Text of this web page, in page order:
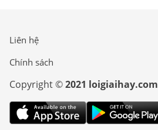
Liên hệ
Chính sách
Copyright ©2021 loigiaihay.com